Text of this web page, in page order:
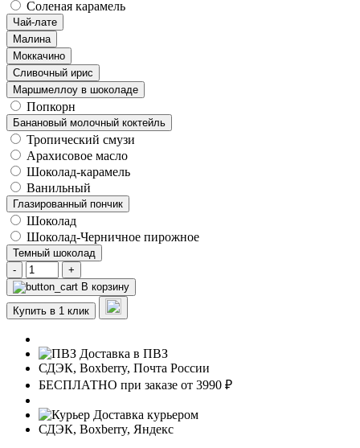
Соленая карамель
Чай-лате
Малина
Моккачино
Сливочный ирис
Маршмеллоу в шоколаде
Попкорн
Банановый молочный коктейль
Тропический смузи
Арахисовое масло
Шоколад-карамель
Ванильный
Глазированный пончик
Шоколад
Шоколад-Черничное пирожное
Темный шоколад
-
+
В корзину
Купить в 1 клик
Доставка в ПВЗ
СДЭК, Boxberry, Почта России
БЕСПЛАТНО при заказе от 3990 ₽
Доставка курьером
СДЭК, Boxberry, Яндекс